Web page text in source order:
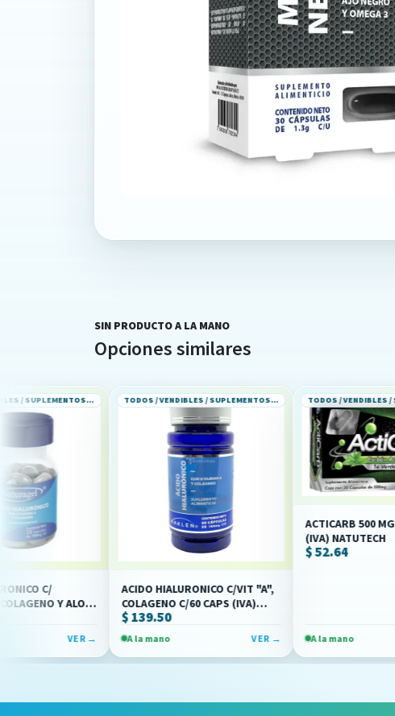
SIN PRODUCTO A LA MANO
Opciones similares
TODOS / VENDIBLES / SUPLEMENTOS ALIMENTICIOS
ALOE
TODOS / VENDIBLES / SUPLEMENTOS ALIMENTICIOS
ACIDO HIALURONICO C/VIT "A",
COLAGENO C/60 CAPS (IVA)
A la mano
ACTICARB 500 MG C/30 CAP
(IVA) NATUTECH
A la mano